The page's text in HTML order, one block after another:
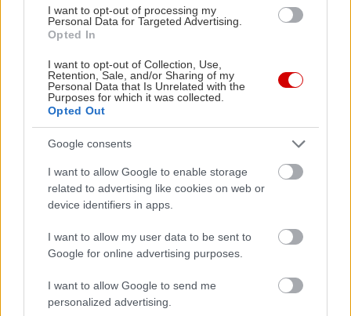
I want to opt-out of processing my
Personal Data for Targeted Advertising.
Opted In
I want to opt-out of Collection, Use,
Retention, Sale, and/or Sharing of my
Personal Data that Is Unrelated with the
Purposes for which it was collected.
Opted Out
Google consents
I want to allow Google to enable storage
related to advertising like cookies on web or
device identifiers in apps.
I want to allow my user data to be sent to
Google for online advertising purposes.
I want to allow Google to send me
personalized advertising.
Δείτε ακόμη